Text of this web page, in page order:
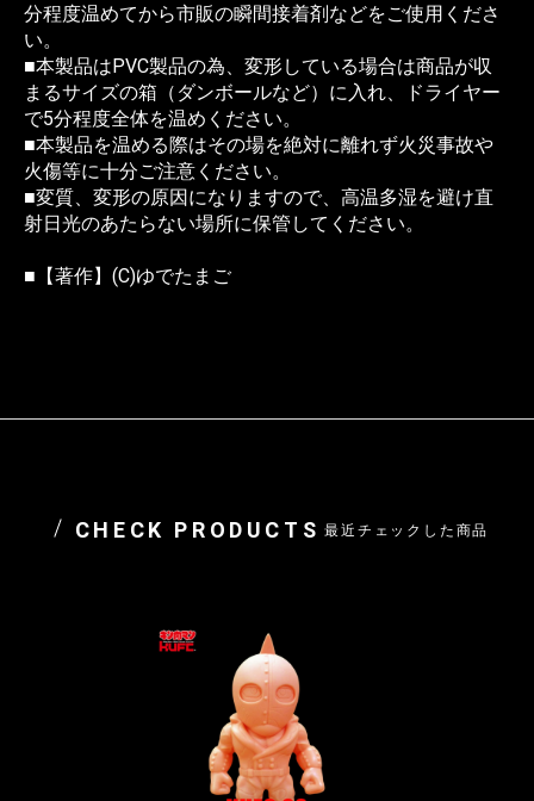
分程度温めてから市販の瞬間接着剤などをご使用くださ
い。
■本製品はPVC製品の為、変形している場合は商品が収
まるサイズの箱（ダンボールなど）に入れ、ドライヤー
で5分程度全体を温めください。
■本製品を温める際はその場を絶対に離れず火災事故や
火傷等に十分ご注意ください。
■変質、変形の原因になりますので、高温多湿を避け直
射日光のあたらない場所に保管してください。
■【著作】(C)ゆでたまご
CHECK PRODUCTS 最近チェックした商品